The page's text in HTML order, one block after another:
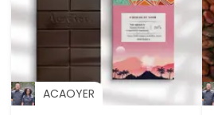
ACAOYER